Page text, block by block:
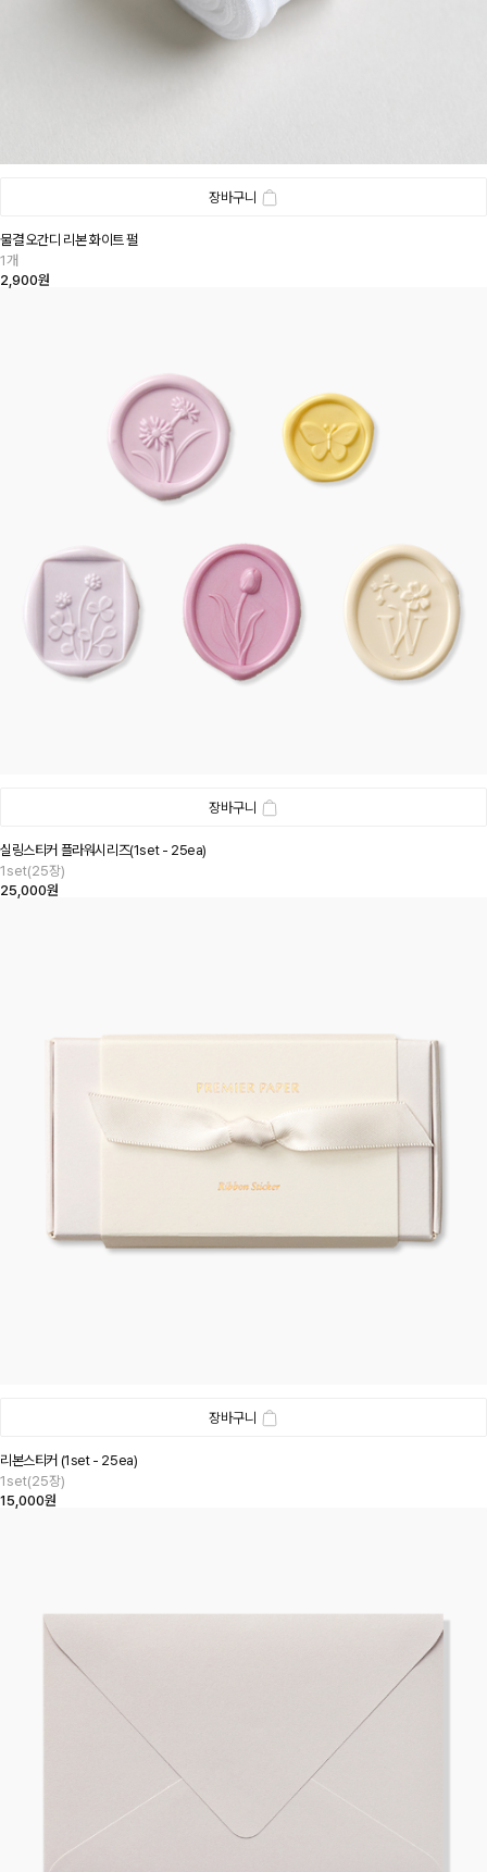
장바구니
물결 오간디 리본 화이트 펄
1개
2,900원
장바구니
실링스티커 플라워시리즈(1set - 25ea)
1set(25장)
25,000원
장바구니
리본스티커 (1set - 25ea)
1set(25장)
15,000원